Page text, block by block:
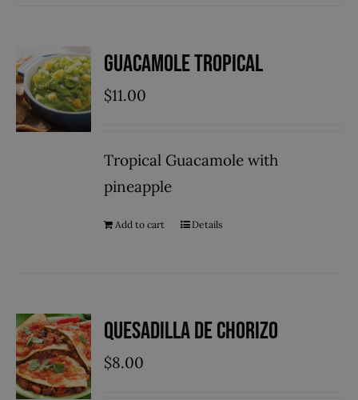
Guacamole Tropical
$11.00
Tropical Guacamole with
pineapple
Add to cart Details
Quesadilla de Chorizo
$8.00